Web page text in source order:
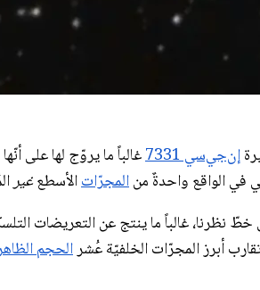
إن‌جي‌سي 7331 غالباً ما يروّج لها على
في الواقع واحدةٌ منالمجرّاتالأسطعغير
خطّ نظرنا، غالباً ما ينتج عن التعريضات
أبرز المجرّات الخلفيّة عُشرالحجم